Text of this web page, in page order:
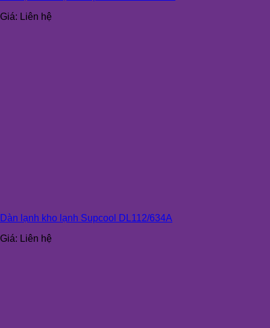
Giá: Liên hệ
Dàn lạnh kho lạnh Supcool DL112/634A
Giá: Liên hệ